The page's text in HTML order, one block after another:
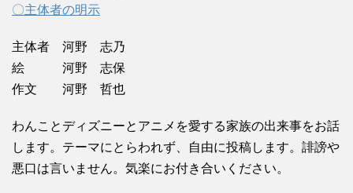
〇主体者の明示
主体者 河野 志乃
絵 河野 志保
作文 河野 哲也
わんことディズニーとアニメを愛する家族の出来事をお話
します。テーマにとらわれず、自由に投稿します。誹謗や
悪口は言いません。気楽にお付き合いください。